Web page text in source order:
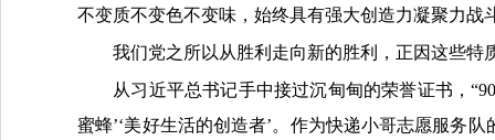
不变质不变色不变味，始终具有强大创造力凝聚力
我们党之所以从胜利走向新的胜利，正因这些
从习近平总书记手中接过沉甸甸的荣誉证书，
蜜蜂’‘美好生活的创造者’。作为快递小哥志愿服务